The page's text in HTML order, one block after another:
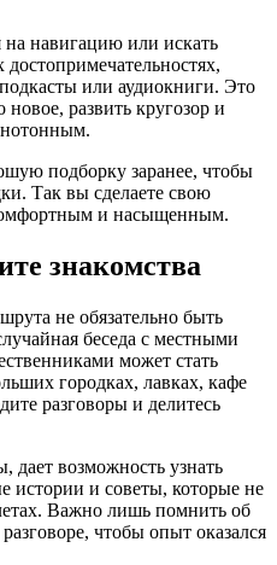
на навигацию или искать
или аудиокниги. Это
развить кругозор и
подборку заранее, чтобы
Так вы сделаете свою
и насыщенным.
знакомства
не обязательно быть
беседа с местными
может стать
городках, лавках, кафе
разговоры и делитесь
дает возможность узнать
истории и советы, которые не
Важно лишь помнить об
чтобы опыт оказался